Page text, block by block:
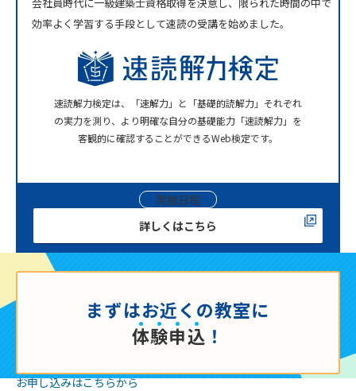
会社員時代に一級建築士資格取得を決意し、限られた時間の中で
効率よく学習する手段として速読の受講を始めました。
速読解力検定は、「速解力」と「基礎的読解力」それぞれ
の実力を測り、より明確な自分の基礎能力「速読解力」を
客観的に確認することができるWeb検定です。
実施日程
詳しくはこちら
まずはお近くの教室に
体験申込！
お申し込みはこちらから